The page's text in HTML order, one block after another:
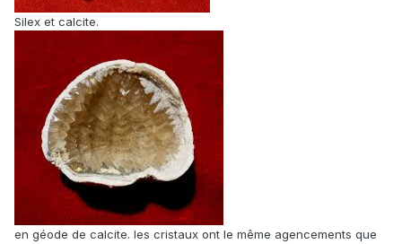
Silex et calcite.
en géode de calcite. les cristaux ont le même agencements que